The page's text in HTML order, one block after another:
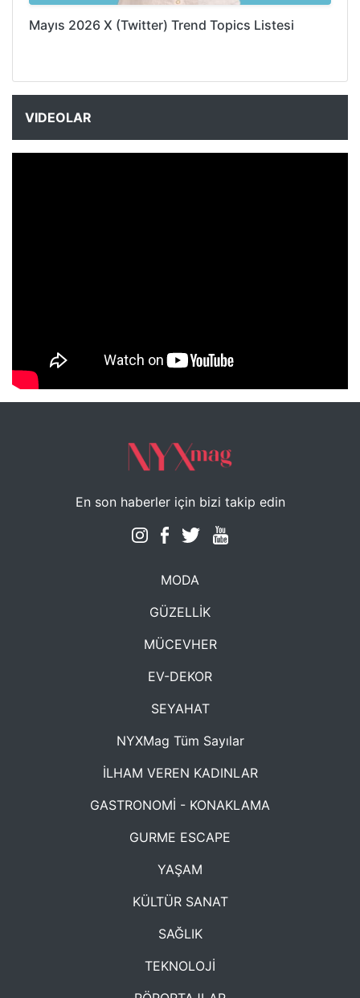
Mayıs 2026 X (Twitter) Trend Topics Listesi
VIDEOLAR
NYXmag 2. Yaş Kutlama Etkinliği
En son haberler için bizi takip edin
MODA
GÜZELLİK
MÜCEVHER
EV-DEKOR
SEYAHAT
NYXMag Tüm Sayılar
İLHAM VEREN KADINLAR
GASTRONOMİ - KONAKLAMA
GURME ESCAPE
YAŞAM
KÜLTÜR SANAT
SAĞLIK
TEKNOLOJİ